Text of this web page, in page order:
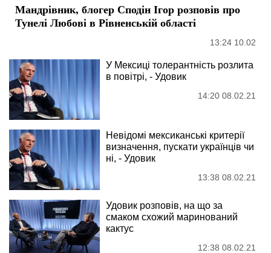
Мандрівник, блогер Сподін Ігор розповів про
Тунелі Любові в Рівненській області
13:24 10.02
У Мексиці толерантність розлита
в повітрі, - Удовик
14:20 08.02.21
Невідомі мексиканські критерії
визначення, пускати українців чи
ні, - Удовик
13:38 08.02.21
Удовик розповів, на що за
смаком схожий маринований
кактус
12:38 08.02.21